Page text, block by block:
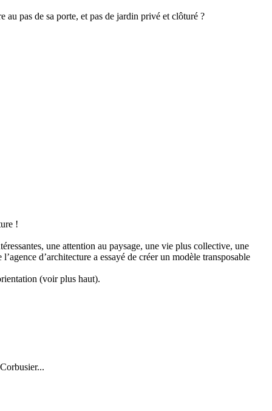
pas de sa porte, et pas de jardin privé et clôturé ?
!
une attention au paysage, une vie plus collective, une
d’architecture a essayé de créer un modèle transposable
(voir plus haut).